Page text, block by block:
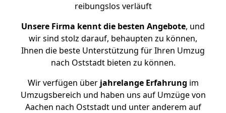
reibungslos verläuft
Unsere Firma kennt die besten Angebote, und
wir sind stolz darauf, behaupten zu können,
Ihnen die beste Unterstützung für Ihren Umzug
nach Oststadt bieten zu können.
Wir verfügen überjahrelange Erfahrung im
Umzugsbereich und haben uns auf Umzüge von
Aachen nach Oststadt und unter anderem auf